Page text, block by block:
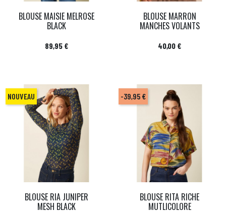
BLOUSE MAISIE MELROSE
BLACK
Prix
89,95 €
BLOUSE MARRON
MANCHES VOLANTS
Prix
40,00 €
BLOUSE RIA JUNIPER
MESH BLACK
NOUVEAU
BLOUSE RITA RICHE
MUTLICOLORE
-39,95 €